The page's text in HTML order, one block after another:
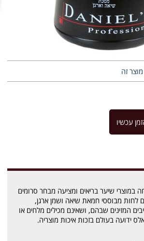
זה
עכשיו
במוצרי שיער בריאים ומציעה מבחר סרומים
לחות מבוססי חמאת שיאה ושמן ארגן,
המזינים שבהם, ושאינם מכילים מלחים או
ידועה בעולם בזכות איכות מוצריה.